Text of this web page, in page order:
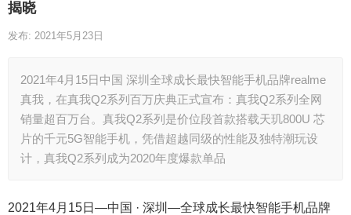
揭晓
发布: 2021年5月23日
2021年4月15日中国 深圳全球成长最快智能手机品牌realme
真我，在真我Q2系列百万庆典正式宣布：真我Q2系列全网
销量超百万台。真我Q2系列是价位段首款搭载天玑800U 芯
片的千元5G智能手机，凭借超越同级的性能及独特潮玩设
计，真我Q2系列成为2020年度爆款单品
2021年4月15日—中国 · 深圳—全球成长最快智能手机品牌